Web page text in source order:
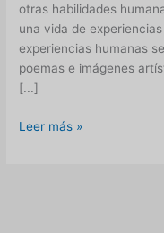
otras habilidades
una vida de
experiencias humanas
poemas e imágenes
[...]
Por
Leer más »